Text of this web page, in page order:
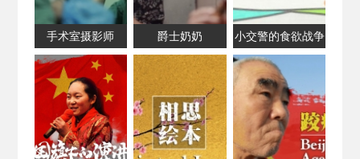
手术室摄影师 爵士奶奶 小交警的食欲战争